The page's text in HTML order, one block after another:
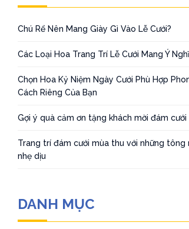
Chú Rể Nên Mang Giày Gì Vào Lễ Cưới?
Các Loại Hoa Trang Trí Lễ Cưới Mang Ý
Chọn Hoa Kỷ Niệm Ngày Cưới Phù Hợp
Cách Riêng Của Bạn
Gợi ý quà cảm ơn tặng khách mời đám cưới
Trang trí đám cưới mùa thu với những tông
nhẹ dịu
DANH MỤC